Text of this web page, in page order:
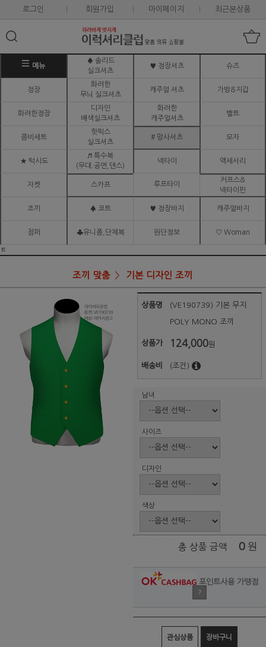
로그인 회원가입 마이페이지 최근본상품
메뉴
♠ 솔리드
실크셔츠
♥ 정장셔츠 슈즈
정장
화려한
무늬 실크셔츠
캐주얼 셔츠 가방&지갑
화려한정장
디자인
배색실크셔츠
화려한
캐주얼셔츠
벨트
콤비세트
핫픽스
실크셔츠
# 망사셔츠 모자
★ 턱시도
♬ 특수복
(무대.공연,댄스)
넥타이 액세서리
자켓 스카프 루프타이
커프스&
넥타이핀
조끼 ♠ 코트 ♥ 정장바지 캐주얼바지
점퍼 ♣유니폼,단체복 원단정보 ♡ Woman
ㅌ
조끼 맞춤 기본 디자인 조끼
상품명 (VE190739) 기본 무지
POLY MONO 조끼
상품가 124,000원
배송비 (조건)
남녀
사이즈
디자인
색상
총 상품 금액 0 원
포인트사용 가맹점
?
관심상품 장바구니